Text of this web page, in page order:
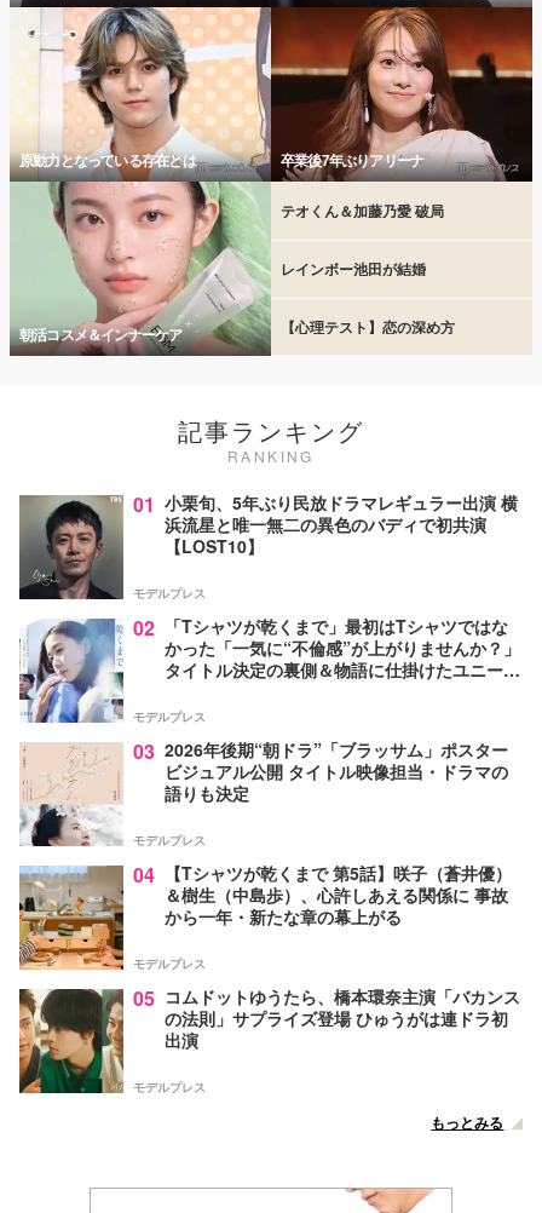
原動力となっている存在とは 卒業後7年ぶりアリーナ
朝活コスメ＆インナーケア
テオくん＆加藤乃愛 破局
レインボー池田が結婚
【心理テスト】恋の深め方
記事ランキング
RANKING
01 小栗旬、5年ぶり民放ドラマレギュラー出演 横
浜流星と唯一無二の異色のバディで初共演
【LOST10】
モデルプレス
02
「Tシャツが乾くまで」最初はTシャツではな
かった「一気に“不倫感”が上がりませんか？」
タイトル決定の裏側＆物語に仕掛けたユニーク
モデルプレス
03 2026年後期“朝ドラ”「ブラッサム」ポスター
ビジュアル公開 タイトル映像担当・ドラマの
語りも決定
モデルプレス
04
【Tシャツが乾くまで 第5話】咲子（蒼井優）
＆樹生（中島歩）、心許しあえる関係に 事故
から一年・新たな章の幕上がる
モデルプレス
05 コムドットゆうたら、橋本環奈主演「バカンス
の法則」サプライズ登場 ひゅうがは連ドラ初
出演
モデルプレス
もっとみる